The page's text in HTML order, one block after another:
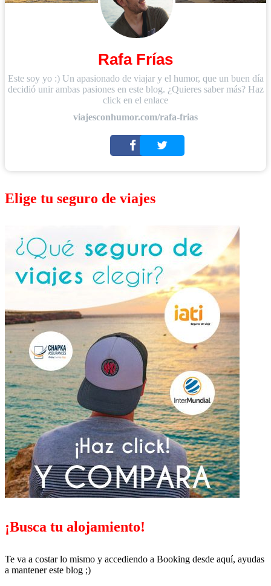
Rafa Frías
Este soy yo :) Un apasionado de viajar y el humor, que un buen día
decidió unir ambas pasiones en este blog. ¿Quieres saber más? Haz
click en el enlace
viajesconhumor.com/rafa-frias
Elige tu seguro de viajes
¡Busca tu alojamiento!
Te va a costar lo mismo y accediendo a Booking desde aquí, ayudas
a mantener este blog ;)